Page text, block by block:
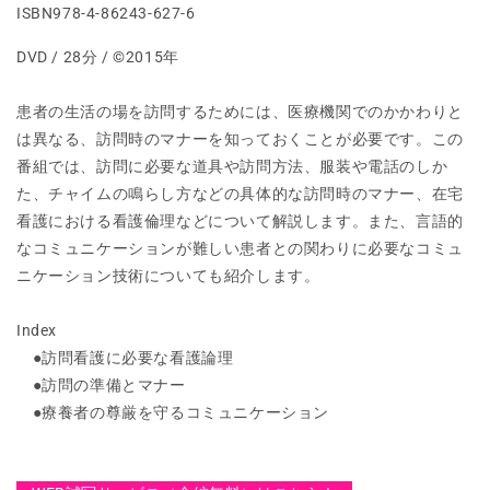
問
護
訪
問
看
護
に
お
い
必
要
な
倫
態
問
護
訪
問
看
護
に
お
い
要
な
倫
態
ISBN978-4-86243-627-6
DVD / 28分 / ©2015年
患者の生活の場を訪問するためには、医療機関でのかかわりと
は異なる、訪問時のマナーを知っておくことが必要です。この
番組では、訪問に必要な道具や訪問方法、服装や電話のしか
た、チャイムの鳴らし方などの具体的な訪問時のマナー、在宅
看護における看護倫理などについて解説します。また、言語的
なコミュニケーションが難しい患者との関わりに必要なコミュ
ニケーション技術についても紹介します。
Index
●訪問看護に必要な看護論理
●訪問の準備とマナー
●療養者の尊厳を守るコミュニケーション